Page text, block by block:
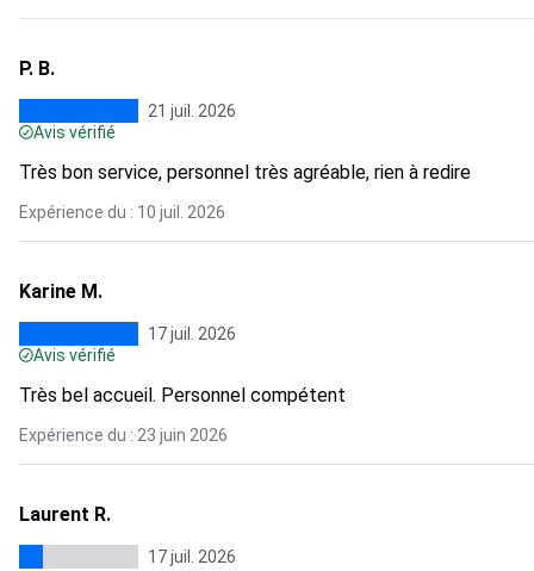
P. B.
21 juil. 2026
Avis vérifié
Très bon service, personnel très agréable, rien à redire
Expérience du : 10 juil. 2026
Karine M.
17 juil. 2026
Avis vérifié
Très bel accueil. Personnel compétent
Expérience du : 23 juin 2026
Laurent R.
17 juil. 2026